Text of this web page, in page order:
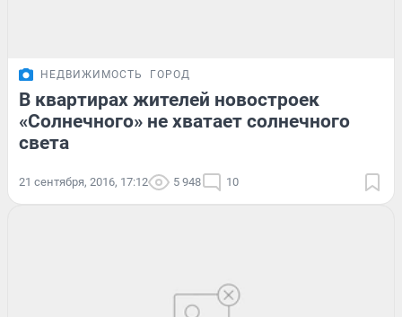
НЕДВИЖИМОСТЬ ГОРОД
В квартирах жителей новостроек
«Солнечного» не хватает солнечного
света
21 сентября, 2016, 17:12 5 948 10